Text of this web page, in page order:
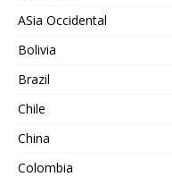
ASia Occidental
Bolivia
Brazil
Chile
China
Colombia